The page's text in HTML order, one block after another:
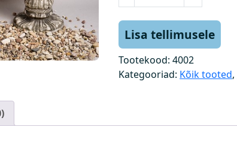
k
o
g
Lisa tellimusele
Tootekood:4002
Kategooriad: Kõik tooted,